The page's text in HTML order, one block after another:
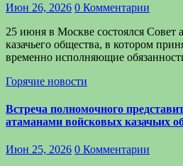
Июн 26, 2026 0 Комментарии
25 июня в Москве состоялся Совет
казачьего общества, в котором
временно исполняющие
Горячие новости
Встреча полномочного
атаманами войсковых казачьих
Июн 25, 2026 0 Комментарии